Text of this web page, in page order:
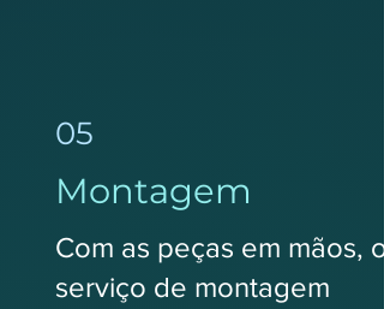
05
Montagem
Com as peças em mãos, o
serviço de montagem